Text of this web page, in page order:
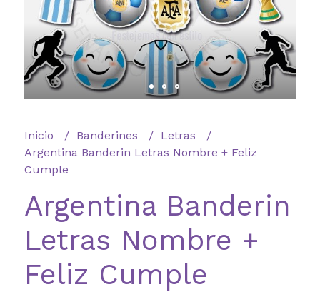
Inicio Banderines
Letras
Argentina Banderin Letras Nombre + Feliz
Cumple
Argentina Banderin
Letras Nombre +
Feliz Cumple